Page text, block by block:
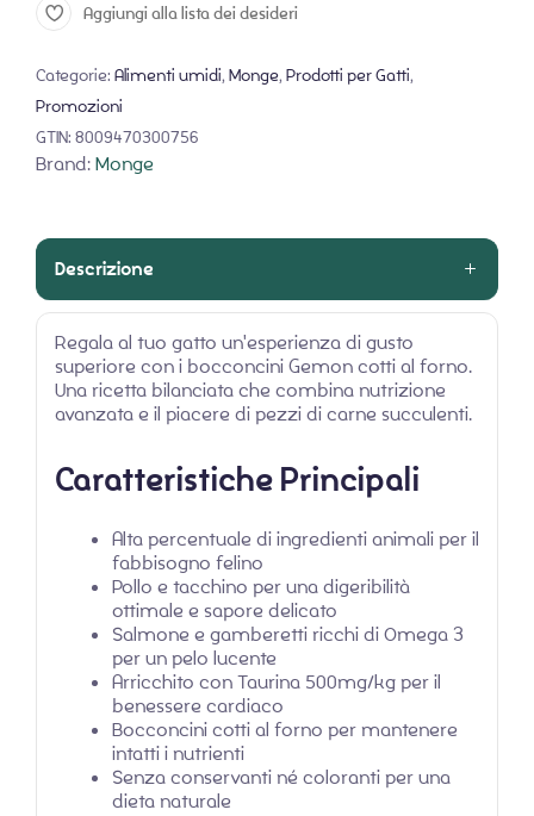
Aggiungi alla lista dei desideri
Categorie: Alimenti umidi, Monge, Prodotti per Gatti,
Promozioni
GTIN: 8009470300756
Brand:Monge
Descrizione
Regala al tuo gatto un'esperienza di gusto
superiore con i bocconcini Gemon cotti al forno.
Una ricetta bilanciata che combina nutrizione
avanzata e il piacere di pezzi di carne succulenti.
Caratteristiche Principali
Alta percentuale di ingredienti animali per il
fabbisogno felino
Pollo e tacchino per una digeribilità
ottimale e sapore delicato
Salmone e gamberetti ricchi di Omega 3
per un pelo lucente
Arricchito con Taurina 500mg/kg per il
benessere cardiaco
Bocconcini cotti al forno per mantenere
intatti i nutrienti
Senza conservanti né coloranti per una
dieta naturale